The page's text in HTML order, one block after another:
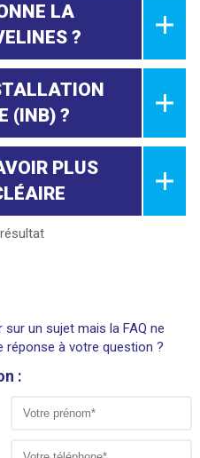
LA
?
(INB) ?
PLUS
un sujet mais la FAQ ne
réponse à votre question ?
: